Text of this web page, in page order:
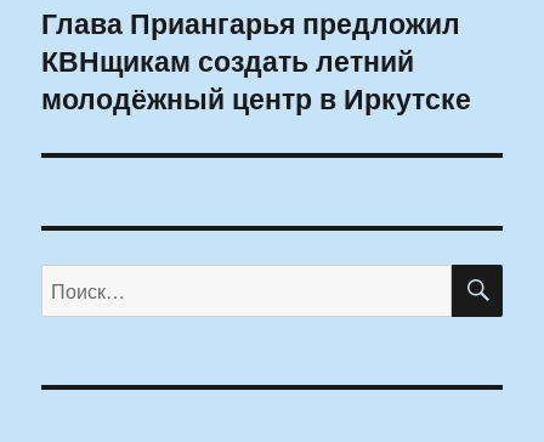
Следующая
запись:
Глава Приангарья предложил
КВНщикам создать летний
молодёжный центр в Иркутске
Искать: